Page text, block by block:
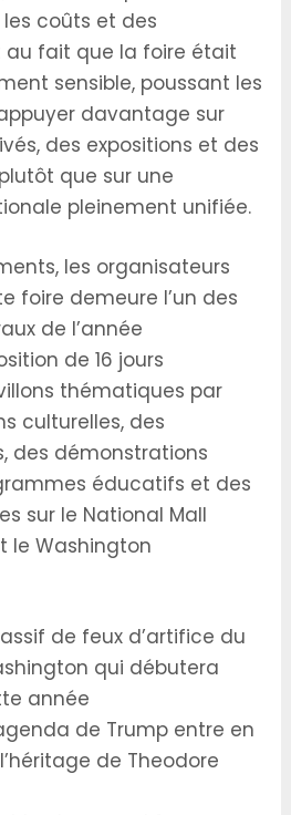
coûts et des
fait que la foire était
sensible, poussant les
davantage sur
des expositions et des
que sur une
pleinement unifiée.
les organisateurs
foire demeure l’un des
de l’année
de 16 jours
thématiques par
culturelles, des
des démonstrations
éducatifs et des
sur le National Mall
le Washington
de feux d’artifice du
qui débutera
année
de Trump entre en
de Theodore